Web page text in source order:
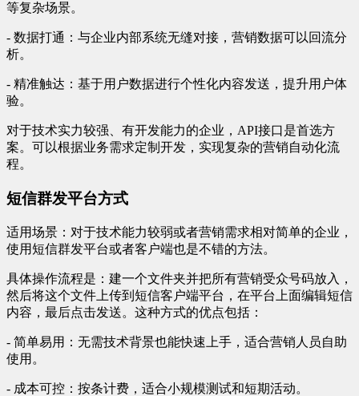
等复杂场景。
- 数据打通：与企业内部系统无缝对接，营销数据可以回流分
析。
- 精准触达：基于用户数据进行个性化内容发送，提升用户体
验。
对于技术实力较强、有开发能力的企业，API接口是首选方
案。可以根据业务需求定制开发，实现复杂的营销自动化流
程。
短信群发平台方式
适用场景：对于技术能力较弱或者营销需求相对简单的企业，
使用短信群发平台或者客户端也是不错的方法。
具体操作流程是：建一个文件夹并把所有营销受众号码放入，
然后将这个文件上传到短信客户端平台，在平台上面编辑短信
内容，最后点击发送。这种方式的优点包括：
- 简单易用：无需技术背景也能快速上手，适合营销人员自助
使用。
- 成本可控：按条计费，适合小规模测试和短期活动。